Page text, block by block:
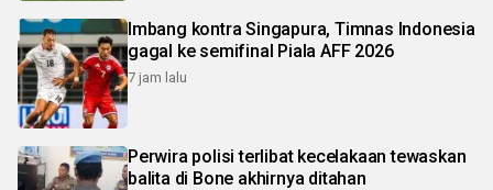
Imbang kontra Singapura, Timnas Indonesia
gagal ke semifinal Piala AFF 2026
7 jam lalu
Perwira polisi terlibat kecelakaan tewaskan
balita di Bone akhirnya ditahan